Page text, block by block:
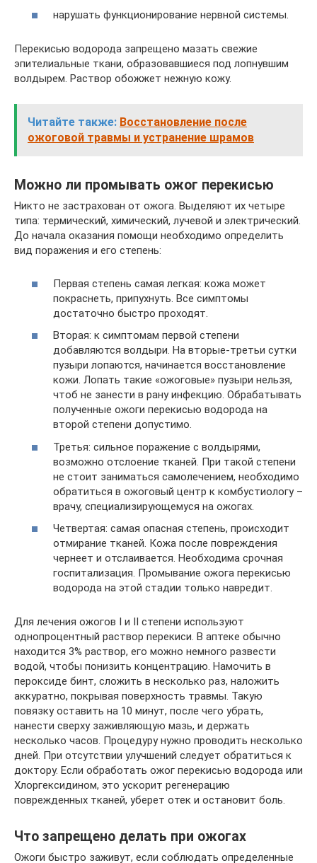
нарушать функционирование нервной системы.
Перекисью водорода запрещено мазать свежие
эпителиальные ткани, образовавшиеся под лопнувшим
волдырем. Раствор обожжет нежную кожу.
Читайте также: Восстановление после
ожоговой травмы и устранение шрамов
Можно ли промывать ожог перекисью
Никто не застрахован от ожога. Выделяют их четыре
типа: термический, химический, лучевой и электрический.
До начала оказания помощи необходимо определить
вид поражения и его степень:
Первая степень самая легкая: кожа может
покраснеть, припухнуть. Все симптомы
достаточно быстро проходят.
Вторая: к симптомам первой степени
добавляются волдыри. На вторые-третьи сутки
пузыри лопаются, начинается восстановление
кожи. Лопать такие «ожоговые» пузыри нельзя,
чтоб не занести в рану инфекцию. Обрабатывать
полученные ожоги перекисью водорода на
второй степени допустимо.
Третья: сильное поражение с волдырями,
возможно отслоение тканей. При такой степени
не стоит заниматься самолечением, необходимо
обратиться в ожоговый центр к комбустиологу –
врачу, специализирующемуся на ожогах.
Четвертая: самая опасная степень, происходит
отмирание тканей. Кожа после повреждения
чернеет и отслаивается. Необходима срочная
госпитализация. Промывание ожога перекисью
водорода на этой стадии только навредит.
Для лечения ожогов I и II степени используют
однопроцентный раствор перекиси. В аптеке обычно
находится 3% раствор, его можно немного развести
водой, чтобы понизить концентрацию. Намочить в
пероксиде бинт, сложить в несколько раз, наложить
аккуратно, покрывая поверхность травмы. Такую
повязку оставить на 10 минут, после чего убрать,
нанести сверху заживляющую мазь, и держать
несколько часов. Процедуру нужно проводить несколько
дней. При отсутствии улучшений следует обратиться к
доктору. Если обработать ожог перекисью водорода или
Хлоргексидином, это ускорит регенерацию
поврежденных тканей, уберет отек и остановит боль.
Что запрещено делать при ожогах
Ожоги быстро заживут, если соблюдать определенные